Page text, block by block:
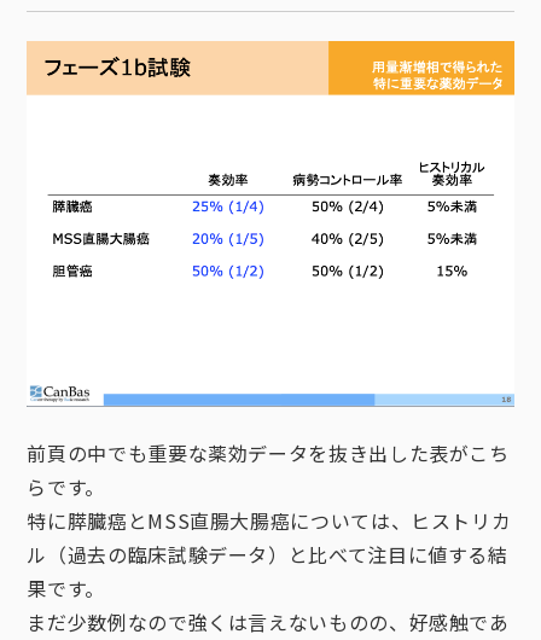
前頁の中でも重要な薬効データを抜き出した表がこち
らです。
特に膵臓癌とMSS直腸大腸癌については、ヒストリカ
ル（過去の臨床試験データ）と比べて注目に値する結
果です。
まだ少数例なので強くは言えないものの、好感触であ